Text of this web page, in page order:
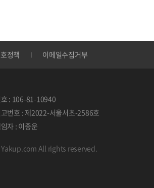
정책 이메일수집거부
: 106-81-10940
번호 : 제2022-서울서초-2586호
자 : 이종운
All rights reserved.